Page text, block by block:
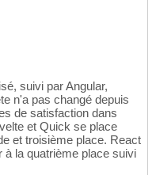
suivi par Angular,
n'a pas changé depuis
de satisfaction dans
et Quick se place
et troisième place. React
à la quatrième place suivi